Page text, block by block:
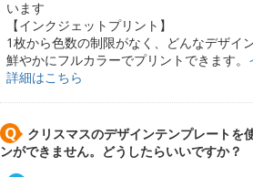
います
【インクジェットプリント】
1枚から色数の制限がなく、どんなデザイ
鮮やかにフルカラーでプリントできます。
詳細はこちら
クリスマスのデザインテンプレートを
ンができません。どうしたらいいですか？